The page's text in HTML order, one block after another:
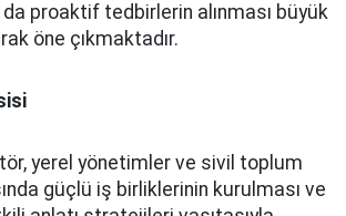
proaktif tedbirlerin alınması büyük
öne çıkmaktadır.
yerel yönetimler ve sivil toplum
güçlü iş birliklerinin kurulması ve